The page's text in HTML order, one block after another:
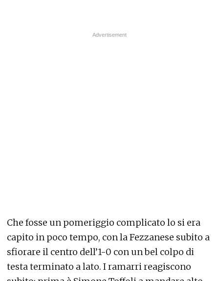
Che fosse un pomeriggio complicato lo si era
capito in poco tempo, con la Fezzanese subito a
sfiorare il centro dell’1-0 con un bel colpo di
testa terminato a lato. I ramarri reagiscono